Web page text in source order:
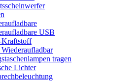
USB
tragen
Lichter